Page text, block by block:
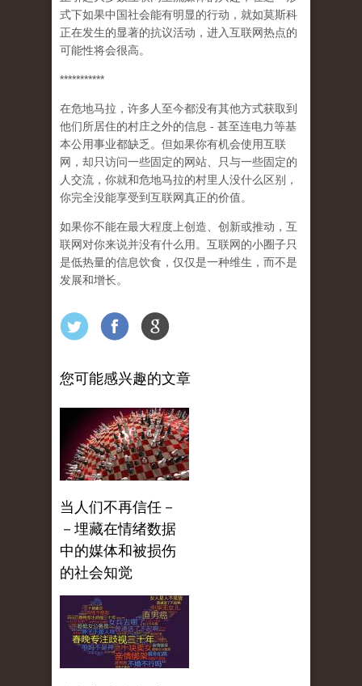
式下如果中国社会能有明显的行动，就如莫斯科
正在发生的显著的抗议活动，进入互联网热点的
可能性将会很高。
***********
在危地马拉，许多人至今都没有其他方式获取到
他们所居住的村庄之外的信息 - 甚至连电力等基
本公用事业都缺乏。但如果你有机会使用互联
网，却只访问一些固定的网站、只与一些固定的
人交流，你就和危地马拉的村里人没什么区别，
你完全没能享受到互联网真正的价值。
如果你不能在最大程度上创造、创新或推动，互
联网对你来说并没有什么用。互联网的小圈子只
是低热量的信息饮食，仅仅是一种维生，而不是
发展和增长。
您可能感兴趣的文章
当人们不再信任－
－埋藏在情绪数据
中的媒体和被损伤
的社会知觉